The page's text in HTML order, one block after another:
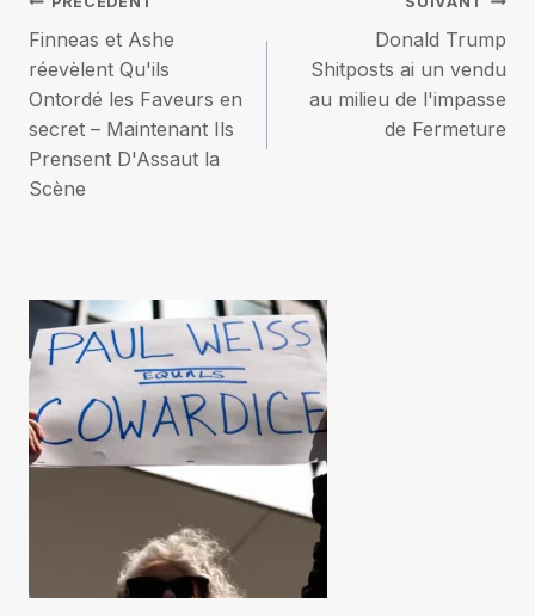
Navigation
de
l’article
Finneas et Ashe
réevèlent Qu'ils
Ontordé les Faveurs en
secret – Maintenant Ils
Prensent D'Assaut la
Scène
Donald Trump
Shitposts ai un vendu
au milieu de l'impasse
de Fermeture